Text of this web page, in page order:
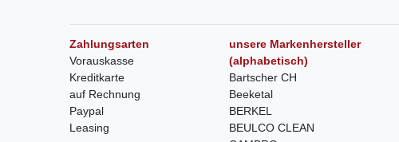
Zahlungsarten
Vorauskasse
Kreditkarte
auf Rechnung
Paypal
Leasing
unsere Markenhersteller
(alphabetisch)
Bartscher CH
Beeketal
BERKEL
BEULCO CLEAN